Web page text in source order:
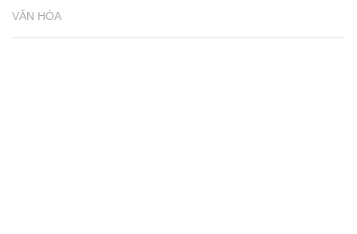
VĂN HÓA